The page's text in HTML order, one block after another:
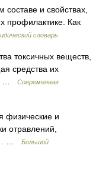
и свойствах,
профилактике. Как
словарь
токсичных веществ,
средства их
…
Современная
физические и
отравлений,
…
Большой